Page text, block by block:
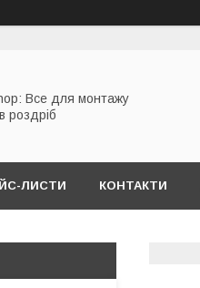
Все для монтажу
роздріб
ЛИСТИ КОНТАКТИ